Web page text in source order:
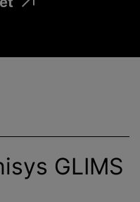
GLIMS